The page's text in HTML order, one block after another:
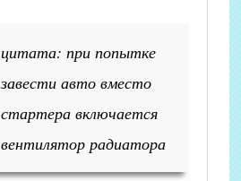
цитата: при попытке
завести авто вместо
стартера включается
вентилятор радиатора